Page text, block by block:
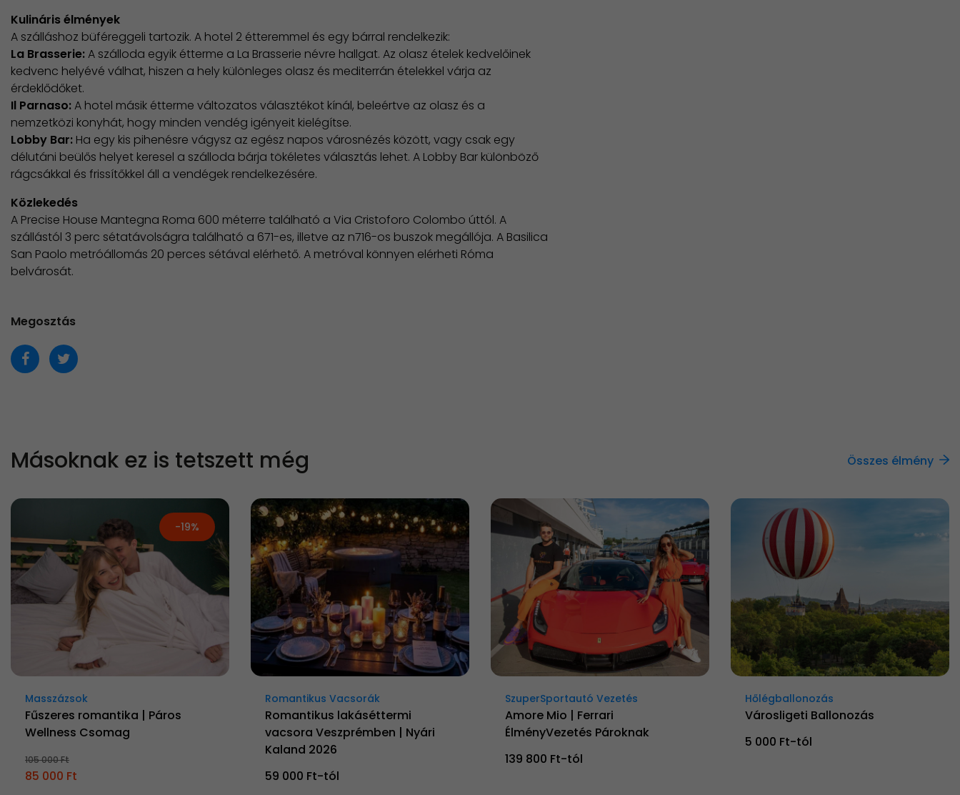
Kulináris élmények
A szálláshoz büféreggeli tartozik. A hotel 2 étteremmel és egy bárral rendelkezik:
La Brasserie:A szálloda egyik étterme a La Brasserie névre hallgat. Az olasz ételek kedvelőinek
kedvenc helyévé válhat, hiszen a hely különleges olasz és mediterrán ételekkel várja az
érdeklődőket.
Il Parnaso:A hotel másik étterme változatos választékot kínál, beleértve az olasz és a
nemzetközi konyhát, hogy minden vendég igényeit kielégítse.
Lobby Bar: Ha egy kis pihenésre vágysz az egész napos városnézés között, vagy csak egy
délutáni beülős helyet keresel a szálloda bárja tökéletes választás lehet. A Lobby Bar különböző
rágcsákkal és frissítőkkel áll a vendégek rendelkezésére.
Közlekedés
A Precise House Mantegna Roma 600 méterre található a Via Cristoforo Colombo úttól. A
szállástól 3 perc sétatávolságra található a 671-es, illetve az n716-os buszok megállója. A Basilica
San Paolo metróállomás 20 perces sétával elérhető. A metróval könnyen elérheti Róma
belvárosát.
Megosztás
Másoknak ez is tetszett még Összes élmény
-19%
Masszázsok
Fűszeres romantika | Páros
Wellness Csomag
105 000 Ft
85 000 Ft
Romantikus Vacsorák
Romantikus lakáséttermi
vacsora Veszprémben | Nyári
Kaland 2026
59 000 Ft-tól
SzuperSportautó Vezetés
Amore Mio | Ferrari
ÉlményVezetés Pároknak
139 800 Ft-tól
Hőlégballonozás
Városligeti Ballonozás
5 000 Ft-tól